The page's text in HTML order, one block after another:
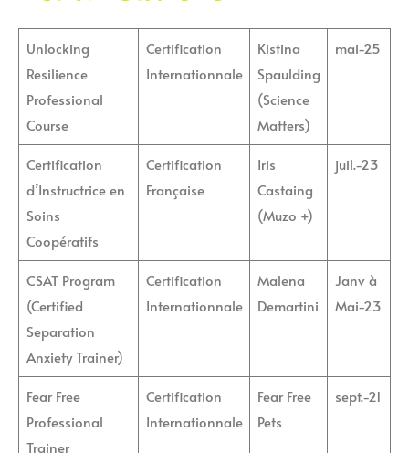
Unlocking
Resilience
Professional
Course
Certification
Internationnale
Kistina
Spaulding
(Science
Matters)
mai-25
Certification
d’Instructrice en
Soins
Coopératifs
Certification
Française
Iris
Castaing
(Muzo +)
juil.-23
CSAT Program
(Certified
Separation
Anxiety Trainer)
Certification
Internationnale
Malena
Demartini
Janv à
Mai-23
Fear Free
Professional
Trainer
Certification
Internationnale
Fear Free
Pets
sept.-21